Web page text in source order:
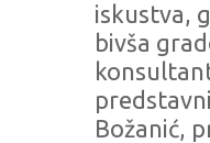
iskustva,
bivša
Božanić,